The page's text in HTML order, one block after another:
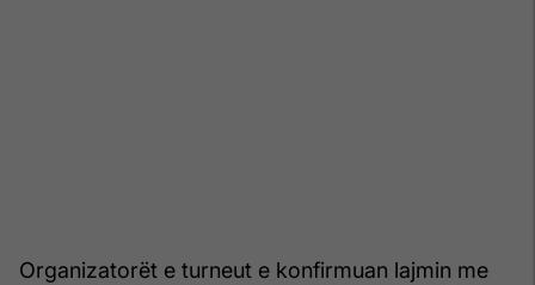
Organizatorët e turneut e konfirmuan lajmin me